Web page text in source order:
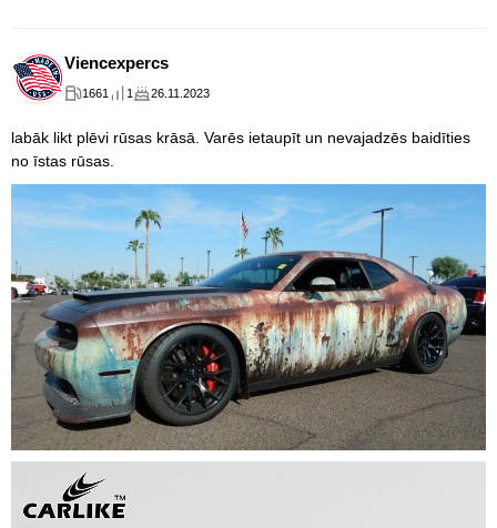
Viencexpercs
1661 1 26.11.2023
labāk likt plēvi rūsas krāsā. Varēs ietaupīt un nevajadzēs baidīties
no īstas rūsas.